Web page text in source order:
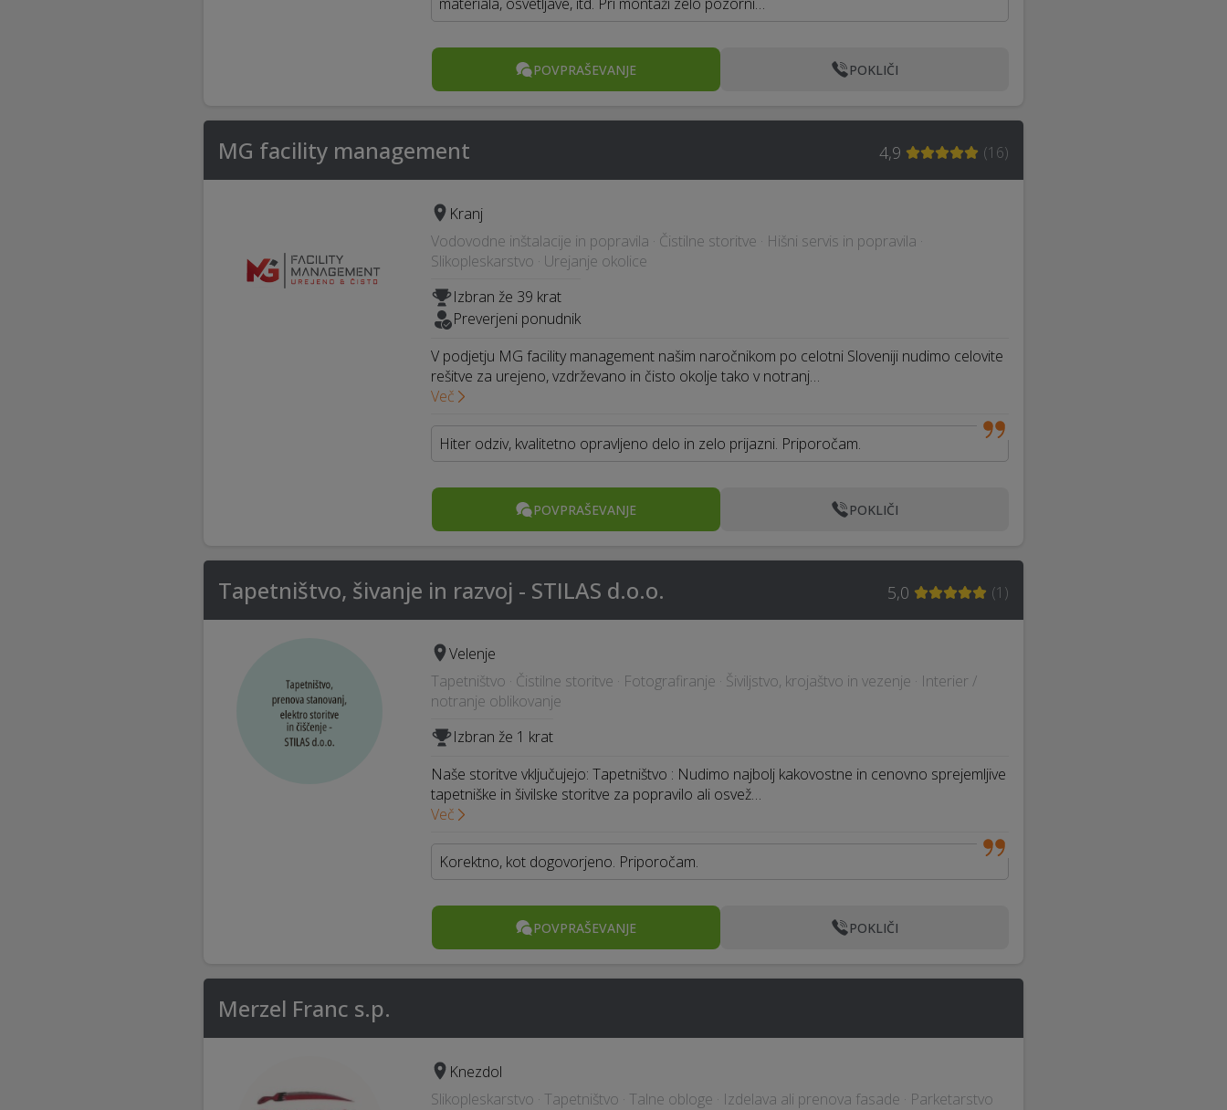
POVPRAŠEVANJE POKLIČI
MG facility management 4,9 (16)
Kranj
Vodovodne inštalacije in popravila · Čistilne storitve · Hišni servis in popravila ·
Slikopleskarstvo · Urejanje okolice
Izbran že 39 krat
Preverjeni ponudnik
V podjetju MG facility management našim naročnikom po celotni Sloveniji nudimo celovite
rešitve za urejeno, vzdrževano in čisto okolje tako v notranj…
Več
Hiter odziv, kvalitetno opravljeno delo in zelo prijazni. Priporočam.
POVPRAŠEVANJE POKLIČI
Tapetništvo, šivanje in razvoj - STILAS d.o.o. 5,0 (1 )
Velenje
Tapetništvo · Čistilne storitve · Fotografiranje · Šiviljstvo, krojaštvo in vezenje · Interier /
notranje oblikovanje
Izbran že 1 krat
Naše storitve vključujejo: Tapetništvo : Nudimo najbolj kakovostne in cenovno sprejemljive
tapetniške in šivilske storitve za popravilo ali osvež…
Več
Korektno, kot dogovorjeno. Priporočam.
POVPRAŠEVANJE POKLIČI
Merzel Franc s.p.
Knezdol
Slikopleskarstvo · Tapetništvo · Talne obloge · Izdelava ali prenova fasade · Parketarstvo